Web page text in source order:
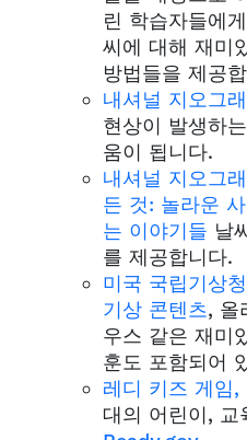
린 학습자들에
씨에 대해 재미
방법들을 제공
내셔널 지오그
현상이 발생하
움이 됩니다.
내셔널 지오그
든 것: 놀라운
는 이야기들 날
를 제공합니다.
미국 국립기상
기상 콘텐츠, 올
우스 같은 재미
훈도 포함되어
레디 키즈 게임,
대의 어린이, 교